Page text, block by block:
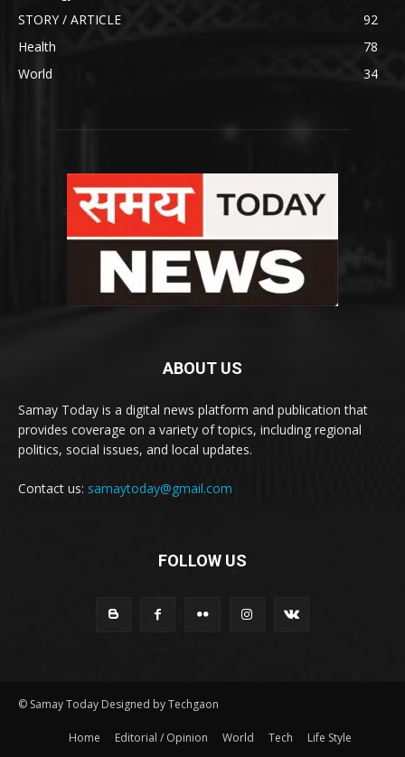
STORY / ARTICLE
92
Health
78
World
34
ABOUT US
Samay Today is a digital news platform and publication that
provides coverage on a variety of topics, including regional
politics, social issues, and local updates.
Contact us: samaytoday@gmail.com
FOLLOW US
© Samay Today Designed by Techgaon
Home Editorial / Opinion World Tech Life Style